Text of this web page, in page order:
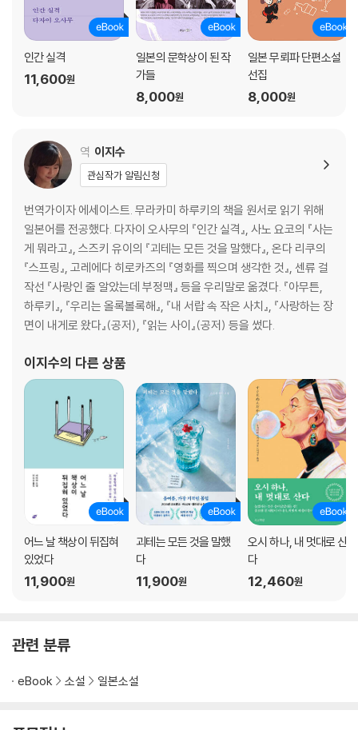
인간 실격
11,600원
일본의 문학상이 된 작
가들
8,000원
일본 무뢰파 단편소설
선집
8,000원
역 이지수
관심작가 알림신청
번역가이자 에세이스트. 무라카미 하루키의 책을 원서로 읽기 위해
일본어를 전공했다. 다자이 오사무의 『인간 실격』, 사노 요코의 『사는
게 뭐라고』, 스즈키 유이의 『괴테는 모든 것을 말했다』, 온다 리쿠의
『스프링』, 고레에다 히로카즈의 『영화를 찍으며 생각한 것』, 센류 걸
작선 『사랑인 줄 알았는데 부정맥』 등을 우리말로 옮겼다. 『아무튼,
하루키』, 『우리는 올록볼록해』, 『내 서랍 속 작은 사치』, 『사랑하는 장
면이 내게로 왔다』(공저), 『읽는 사이』(공저) 등을 썼다.
이지수의 다른 상품
어느 날 책상이 뒤집혀
있었다
11,900원
괴테는 모든 것을 말했
다
11,900원
오시 하나, 내 멋대로 산
다
12,460원
관련 분류
eBook 소설 일본소설